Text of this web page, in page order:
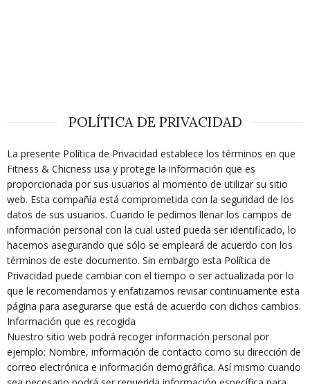
POLÍTICA DE PRIVACIDAD
La presente Política de Privacidad establece los términos en que
Fitness & Chicness usa y protege la información que es
proporcionada por sus usuarios al momento de utilizar su sitio
web. Esta compañía está comprometida con la seguridad de los
datos de sus usuarios. Cuando le pedimos llenar los campos de
información personal con la cual usted pueda ser identificado, lo
hacemos asegurando que sólo se empleará de acuerdo con los
términos de este documento. Sin embargo esta Política de
Privacidad puede cambiar con el tiempo o ser actualizada por lo
que le recomendamos y enfatizamos revisar continuamente esta
página para asegurarse que está de acuerdo con dichos cambios.
Información que es recogida
Nuestro sitio web podrá recoger información personal por
ejemplo: Nombre, información de contacto como su dirección de
correo electrónica e información demográfica. Así mismo cuando